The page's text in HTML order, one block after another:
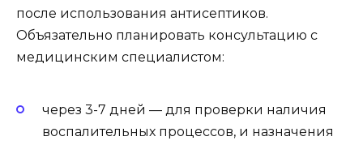
после использования антисептиков.
Объязательно планировать консультацию с
медицинским специалистом:
через 3-7 дней — для проверки наличия
воспалительных процессов, и назначения